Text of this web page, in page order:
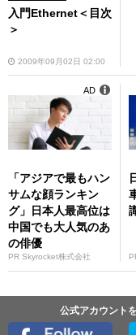
入門Ethernet＜目次
＞
2009年09月02日 02:00
「アジアで最もハン
サムな顔ランキン
グ」日本人最高位は
中国でも大人気のあ
の俳優
PR Skyrocket株式会社
AD
公式アカウント